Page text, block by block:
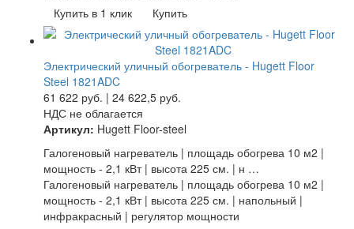
Купить в 1 клик
Купить
Электрический уличный обогреватель - Hugett Floor
Steel 1821ADC
61 622 руб. | 24 622,5 руб.
НДС не облагается
Артикул: Hugett Floor-steel
Галогеновый нагреватель | площадь обогрева 10 м2 |
мощность - 2,1 кВт | высота 225 см. | н …
Галогеновый нагреватель | площадь обогрева 10 м2 |
мощность - 2,1 кВт | высота 225 см. | напольный |
инфракрасный | регулятор мощности